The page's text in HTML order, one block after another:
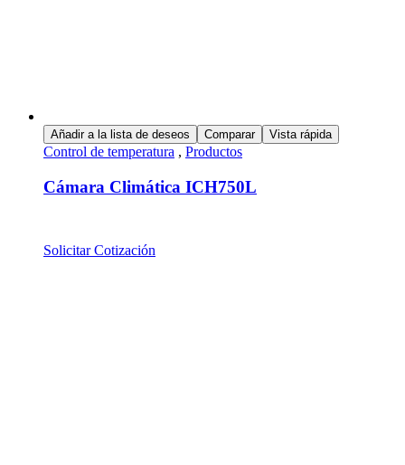
Añadir a la lista de deseos Comparar Vista rápida
Control de temperatura , Productos
Cámara Climática ICH750L
Solicitar Cotización